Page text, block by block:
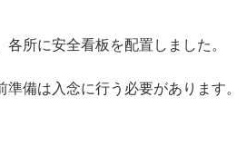
所に安全看板を配置しました。
備は入念に行う必要があります。